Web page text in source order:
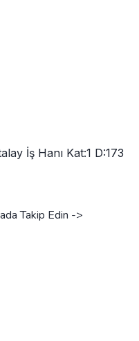
İş Hanı Kat:1 D:173
Takip Edin ->